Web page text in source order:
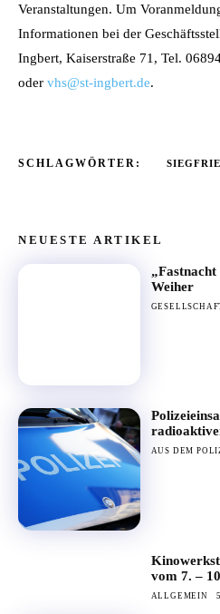
Veranstaltungen. Um
Informationen bei der
Ingbert, Kaiserstraße 71, Tel.
oder vhs@st-ingbert.de.
SCHLAGWÖRTER:
NEUESTE ARTIKEL
Weiher
AUS DEM
vom 7. –
ALLGEMEIN